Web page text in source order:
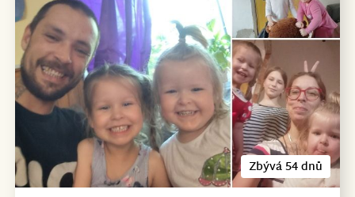
Zbývá 54 dnů